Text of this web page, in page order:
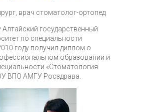
врач стоматолог-ортопед
Алтайский государственный
по специальности
году получил диплом о
образовании и
«Стоматология
ВПО АМГУ Росздрава.